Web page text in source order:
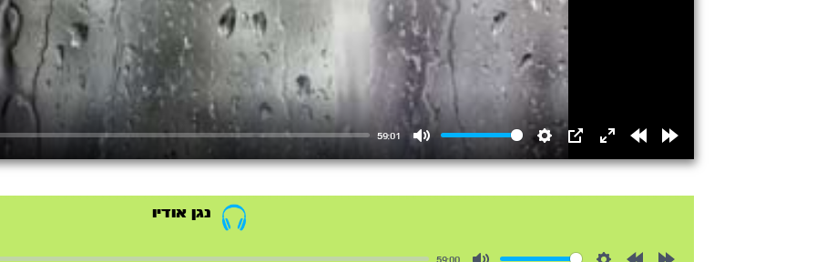
59:01
Settings
נגן אודיו
59:00